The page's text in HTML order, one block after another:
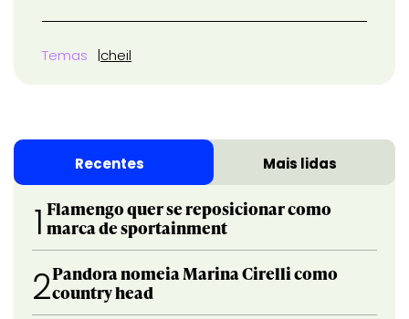
Temas cheil
Recentes Mais lidas
1 Flamengo quer se reposicionar como
marca de sportainment
2Pandora nomeia Marina Cirelli como
country head